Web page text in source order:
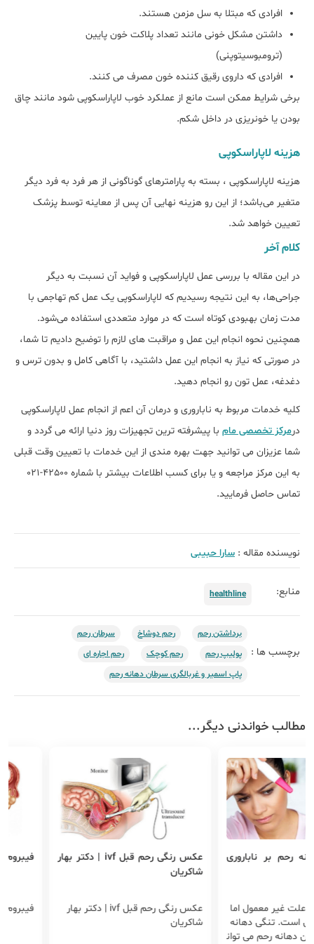
افرادی که مبتلا به سل مزمن هستند.
داشتن مشکل خونی مانند تعداد پلاکت خون پایین
(ترومبوسیتوپنی)
افرادی که داروی رقیق کننده خون مصرف می کنند.
برخی شرایط ممکن است مانع از عملکرد خوب لاپاراسکوپی شود مانند چاق
بودن یا خونریزی در داخل شکم.
هزینه لاپاراسکوپی
هزینه لاپاراسکوپی ، بسته به پارامترهای گوناگونی از هر فرد به فرد دیگر
متغیر می‌باشد؛ از این رو هزینه نهایی آن پس از معاینه توسط پزشک
تعیین خواهد شد.
کلام آخر
در این مقاله با بررسی عمل لاپاراسکوپی و فواید آن نسبت به دیگر
جراحی‌ها، به این نتیجه رسیدیم که لاپاراسکوپی یک عمل کم تهاجمی با
مدت زمان بهبودی کوتاه است که در موارد متعددی استفاده می‌شود.
همچنین نحوه انجام این عمل و مراقبت های لازم را توضیح دادیم تا شما،
در صورتی که نیاز به انجام این عمل داشتید، با آگاهی کامل و بدون ترس و
دغدغه، عمل تون رو انجام دهید.
کلیه خدمات مربوط به ناباروری و درمان آن اعم از انجام عمل لاپاراسکوپی
درمرکز تخصصی مام با پیشرفته ترین تجهیزات روز دنیا ارائه می گردد و
شما عزیزان می توانید جهت بهره مندی از این خدمات با تعیین وقت قبلی
به این مرکز مراجعه و یا برای کسب اطلاعات بیشتر با شماره 42500-021
تماس حاصل فرمایید.
نویسنده مقاله : سارا حبیبی
منابع: healthline
برچسب ها :
برداشتن رحم رحم دوشاخ
سرطان رحم
پولیپ رحم
رحم کوچک
رحم اجاره ای
پاپ اسمیر و غربالگری سرطان دهانه رحم
مطالب خواندنی دیگر...
بر ناباروری
معمول اما
تنگی دهانه
رحم می توان
عکس رنگی رحم قبل ivf | دکتر بهار
شاکریان
عکس رنگی رحم قبل ivf | دکتر بهار
شاکریان
فیبروم رحمی
فیبروم رحمی